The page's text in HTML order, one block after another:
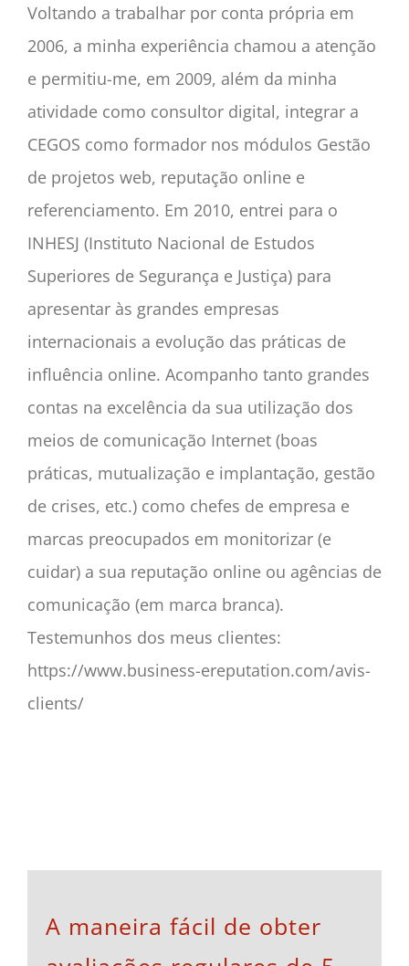
Voltando a trabalhar por conta própria em
2006, a minha experiência chamou a atenção
e permitiu-me, em 2009, além da minha
atividade como consultor digital, integrar a
CEGOS como formador nos módulos Gestão
de projetos web, reputação online e
referenciamento. Em 2010, entrei para o
INHESJ (Instituto Nacional de Estudos
Superiores de Segurança e Justiça) para
apresentar às grandes empresas
internacionais a evolução das práticas de
influência online. Acompanho tanto grandes
contas na excelência da sua utilização dos
meios de comunicação Internet (boas
práticas, mutualização e implantação, gestão
de crises, etc.) como chefes de empresa e
marcas preocupados em monitorizar (e
cuidar) a sua reputação online ou agências de
comunicação (em marca branca).
Testemunhos dos meus clientes:
https://www.business-ereputation.com/avis-
clients/
A maneira fácil de obter